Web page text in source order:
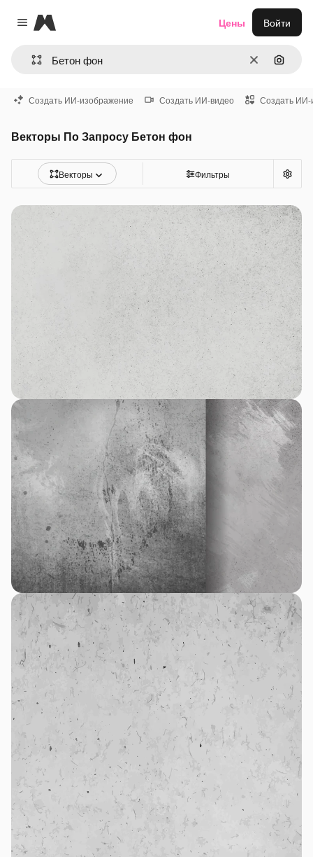
Close menu
Magnific
ОчиститьПоиск
Цены Войти
Создать ИИ-изображение Создать ИИ-видео Создать ИИ-
Векторы По Запросу Бетон фон
Векторы Фильтры